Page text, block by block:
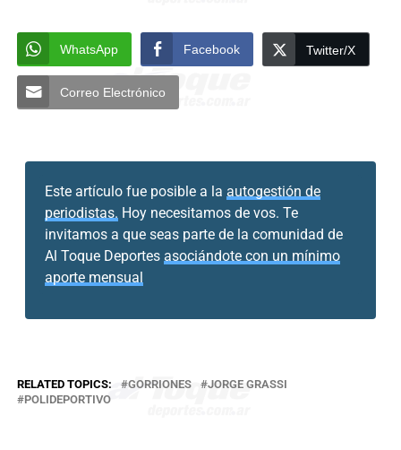
WhatsApp Facebook Twitter/X
Correo Electrónico
Este artículo fue posible a la autogestión de
periodistas. Hoy necesitamos de vos. Te
invitamos a que seas parte de la comunidad de
Al Toque Deportes asociándote con un mínimo
aporte mensual
RELATED TOPICS: GORRIONES
JORGE GRASSI
POLIDEPORTIVO